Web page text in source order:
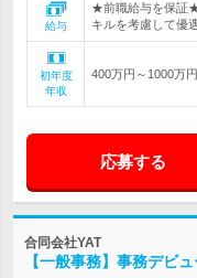
給与
★前職給与を保証
キルを考慮して優
初年度
年収
400万円～1000万円
応募する
合同会社YAT
【一般事務】事務デビ